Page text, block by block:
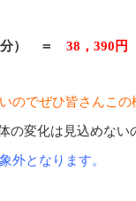
分） ＝ 38，390円
のでぜひ皆さんこ
の変化は見込めな
外となります。